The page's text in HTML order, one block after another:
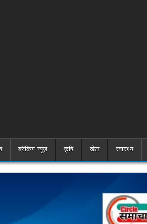
ब्रेकिंग न्यूज़ कृषि खेल स्वास्थ्य